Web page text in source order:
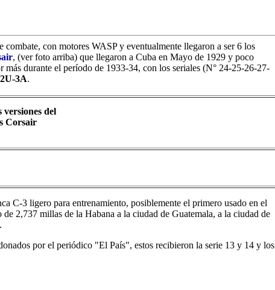
combate, con motores WASP y eventualmente llegaron a ser 6 los
, (ver foto arriba) que llegaron a Cuba en Mayo de 1929 y poco
más durante el período de 1933-34, con los seriales (N° 24-25-26-27-
3A.
del
Corsair
C-3 ligero para entrenamiento, posiblemente el primero usado en el
2,737 millas de la Habana a la ciudad de Guatemala, a la ciudad de
por el periódico "El País", estos recibieron la serie 13 y 14 y los